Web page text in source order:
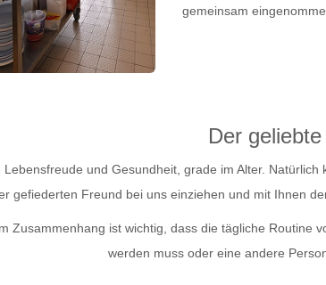
gemeinsam
Der
und Gesundheit, grade im Alter. Natürlich
gefiederten Freund bei uns einziehen und mit Ihnen
Zusammenhang ist wichtig, dass die tägliche Routine
werden muss oder eine andere